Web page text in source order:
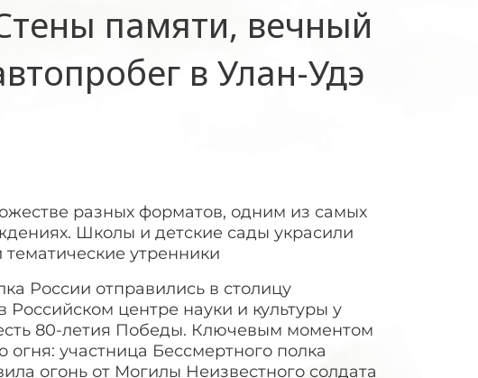
памяти, вечный
в Улан-Удэ
разных форматов, одним из самых
Школы и детские сады украсили
утренники
России отправились в столицу
центре науки и культуры у
80-летия Победы. Ключевым моментом
участница Бессмертного полка
огонь от Могилы Неизвестного солдата